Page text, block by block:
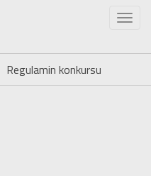
Regulamin konkursu